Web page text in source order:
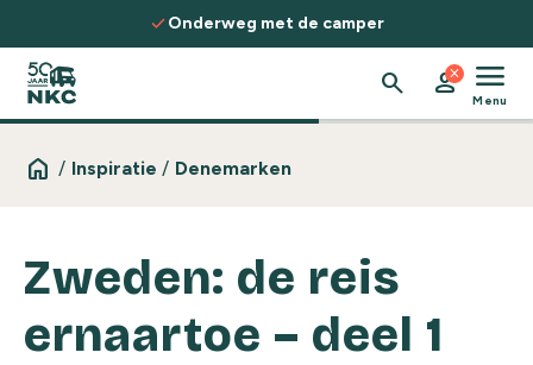
Spring naar de inhoud
checkOnderweg met de camper
search person
close menu
Menu
home / Inspiratie / Denemarken
Zweden: de reis
ernaartoe – deel 1